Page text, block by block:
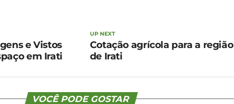
UP NEXT
Cotação agrícola para a região
de Irati
e Vistos
em Irati
VOCÊ PODE GOSTAR